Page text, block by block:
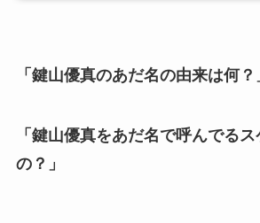
「鍵山優真のあだ名の由来は何？
「鍵山優真をあだ名で呼んでる
の？」